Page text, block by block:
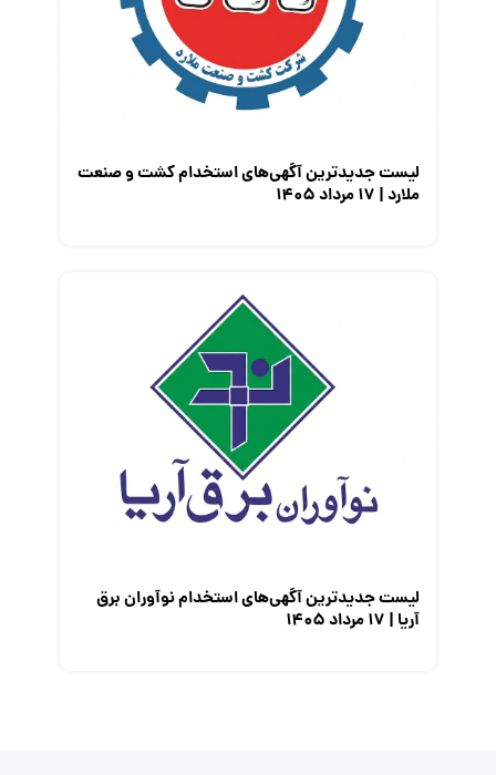
لیست جدیدترین آگهی‌های استخدام کشت و صنعت
ملارد | ۱۷ مرداد ۱۴۰۵
لیست جدیدترین آگهی‌های استخدام نوآوران برق
آریا | ۱۷ مرداد ۱۴۰۵